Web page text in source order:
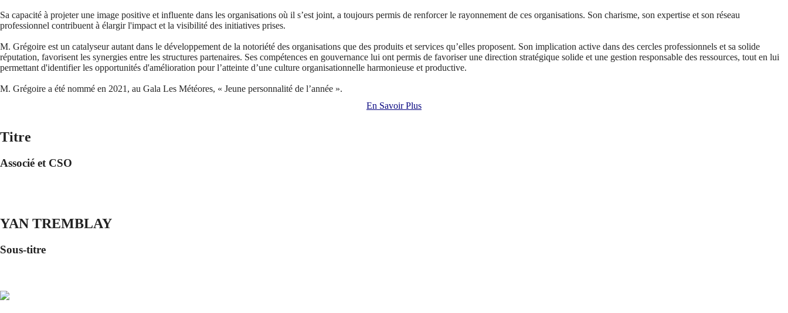
Sa capacité à projeter une image positive et influente dans les organisations où il s’est joint, a toujours permis de renforcer le rayonnement de ces organisations. Son charisme, son expertise et son réseau
professionnel contribuent à élargir l'impact et la visibilité des initiatives prises.
M. Grégoire est un catalyseur autant dans le développement de la notoriété des organisations que des produits et services qu’elles proposent. Son implication active dans des cercles professionnels et sa solide
réputation, favorisent les synergies entre les structures partenaires. Ses compétences en gouvernance lui ont permis de favoriser une direction stratégique solide et une gestion responsable des ressources, tout en lui
permettant d'identifier les opportunités d'amélioration pour l’atteinte d’une culture organisationnelle harmonieuse et productive.
M. Grégoire a été nommé en 2021, au Gala Les Météores, « Jeune personnalité de l’année ».
En Savoir Plus
Titre
Associé et CSO
YAN TREMBLAY
Sous-titre